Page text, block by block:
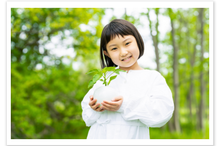
務隊、在「光華i航海」帆船課程
中克服暈船與學習共好的生命歷
程，以及透過校園空間「減法美
學」與攀樹、木育課程實現的普特
共好——描繪了教育如何從知識傳
遞轉向生命轉化。這些看似「不務
正業」的戶外學習課程，實則有效